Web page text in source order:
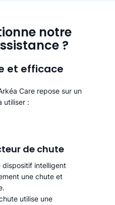
notre
?
et efficace
Care repose sur un
utiliser :
de chute
dispositif intelligent
une chute et
utilise une